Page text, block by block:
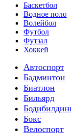
Баскетбол
Водное поло
Волейбол
Футбол
Футзал
Хоккей
Автоспорт
Бадминтон
Биатлон
Бильярд
Бокс
Велоспорт